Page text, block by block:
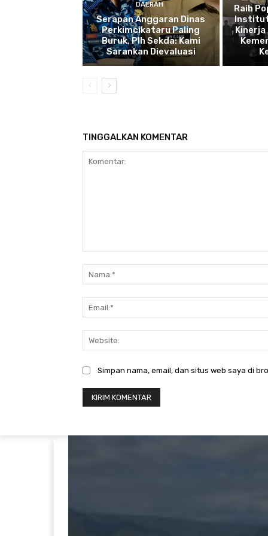
DAERAH
Serapan Anggaran Dinas
Perkimcikataru Paling
Buruk, Plh Sekda: Kami
Sarankan Dievaluasi
Raih
Kinerja
TINGGALKAN KOMENTAR
Simpan nama, email, dan situs web saya di